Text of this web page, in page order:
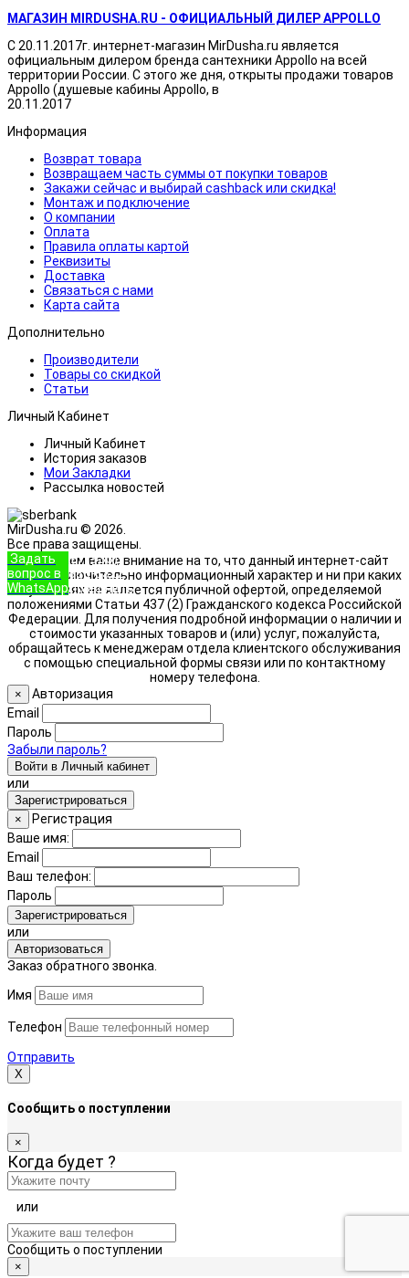
МАГАЗИН MIRDUSHA.RU - ОФИЦИАЛЬНЫЙ ДИЛЕР APPOLLO
С 20.11.2017г. интернет-магазин MirDusha.ru является
официальным дилером бренда сантехники Appollo на всей
территории России. С этого же дня, открыты продажи товаров
Appollo (душевые кабины Appollo, в
20.11.2017
Информация
Возврат товара
Возвращаем часть суммы от покупки товаров
Закажи сейчас и выбирай cashback или скидка!
Монтаж и подключение
О компании
Оплата
Правила оплаты картой
Реквизиты
Доставка
Связаться с нами
Карта сайта
Дополнительно
Производители
Товары со скидкой
Статьи
Личный Кабинет
Личный Кабинет
История заказов
Мои Закладки
Рассылка новостей
MirDusha.ru © 2026.
Все права защищены.
Обращаем ваше внимание на то, что данный интернет-сайт
носит исключительно информационный характер и ни при каких
условиях не является публичной офертой, определяемой
положениями Статьи 437 (2) Гражданского кодекса Российской
Федерации. Для получения подробной информации о наличии и
стоимости указанных товаров и (или) услуг, пожалуйста,
обращайтесь к менеджерам отдела клиентского обслуживания
с помощью специальной формы связи или по контактному
номеру телефона.
Задать
вопрос в
WhatsApp
+7 (933)
888-8322
Позвонить
×
Авторизация
Email
Пароль
Забыли пароль?
Войти в Личный кабинет
или
Зарегистрироваться
×
Регистрация
Ваше имя:
Email
Ваш телефон:
Пароль
Зарегистрироваться
или
Авторизоваться
Заказ обратного звонка.
Имя
Телефон
Отправить
Х
Сообщить о поступлении
×
Когда будет ?
или
Сообщить о поступлении
×